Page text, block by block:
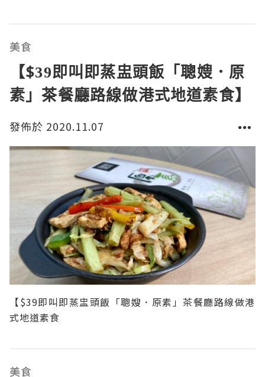
美食
【$39即叫即蒸盅頭飯「聰嫂．原
素」茶餐廳路線做港式地道素食】
發佈於 2020.11.07
【$39即叫即蒸盅頭飯「聰嫂．原素」茶餐廳路線做港
式地道素食
美食